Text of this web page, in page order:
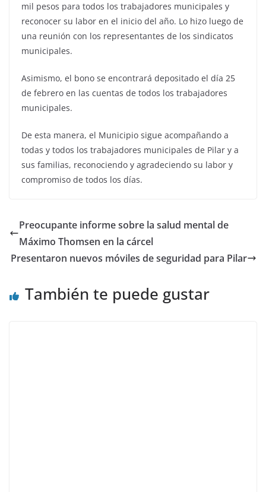
mil pesos para todos los trabajadores municipales y
reconocer su labor en el inicio del año. Lo hizo luego de
una reunión con los representantes de los sindicatos
municipales.
Asimismo, el bono se encontrará depositado el día 25
de febrero en las cuentas de todos los trabajadores
municipales.
De esta manera, el Municipio sigue acompañando a
todas y todos los trabajadores municipales de Pilar y a
sus familias, reconociendo y agradeciendo su labor y
compromiso de todos los días.
Preocupante informe sobre la salud mental de
Máximo Thomsen en la cárcel
Presentaron nuevos móviles de seguridad para Pilar
También te puede gustar